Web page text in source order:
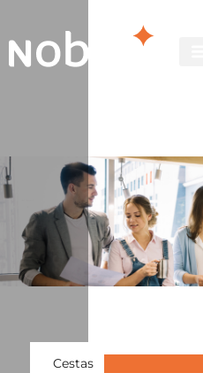
Cestas